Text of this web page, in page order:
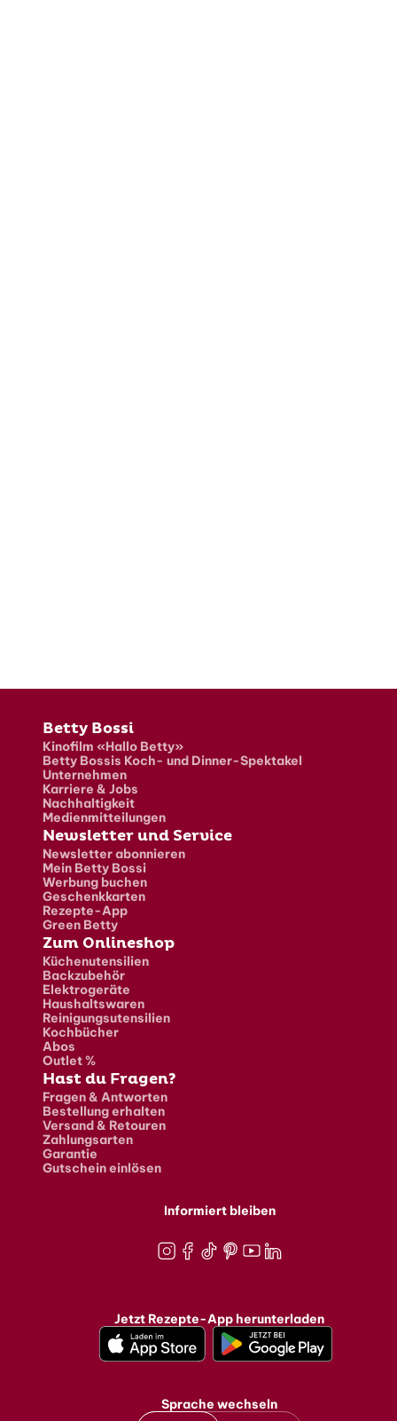
Fusszeile
Betty Bossi
Kinofilm «Hallo Betty»
Betty Bossis Koch- und Dinner-Spektakel
Unternehmen
Karriere & Jobs
Nachhaltigkeit
Medienmitteilungen
Newsletter und Service
Newsletter abonnieren
Mein Betty Bossi
Werbung buchen
Geschenkkarten
Rezepte-App
Green Betty
Zum Onlineshop
Küchenutensilien
Backzubehör
Elektrogeräte
Haushaltswaren
Reinigungsutensilien
Kochbücher
Abos
Outlet %
Hast du Fragen?
Fragen & Antworten
Bestellung erhalten
Versand & Retouren
Zahlungsarten
Garantie
Gutschein einlösen
Informiert bleiben
Jetzt Rezepte-App herunterladen
Sprache wechseln